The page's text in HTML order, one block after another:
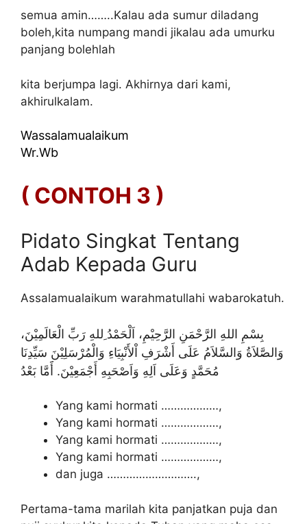
semua amin……..Kalau ada sumur diladang
boleh,kita numpang mandi jikalau ada umurku
panjang bolehlah
kita berjumpa lagi. Akhirnya dari kami,
akhirulkalam.
Wassalamualaikum
Wr.Wb
( CONTOH 3 )
Pidato Singkat Tentang
Adab Kepada Guru
Assalamualaikum warahmatullahi wabarokatuh.
بِسْمِ اللهِ الرَّحْمَنِ الرَّحِيْمِ، اَلْحَمْدُ ِللهِ رَبِّ الْعَالَمِيْنَ،
وَالصَّلاَةُ وَالسَّلاَمُ عَلَى أَشْرَفِ اْلأَنْبِيَاءِ وَالْمُرْسَلِيْنَ سَيِّدِنَا
مُحَمَّدٍ وَعَلَى اَلِهِ وَاَصْحَبِهِ أَجْمَعِيْنَ. أََمَّا بَعْدُ
Yang kami hormati ………………,
Yang kami hormati ………………,
Yang kami hormati ………………,
Yang kami hormati ………………,
dan juga ……………………….,
Pertama-tama marilah kita panjatkan puja dan